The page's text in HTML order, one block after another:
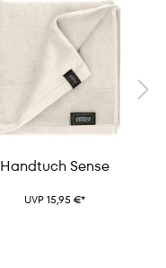
Handtuch Sense
UVP 15,95 €*